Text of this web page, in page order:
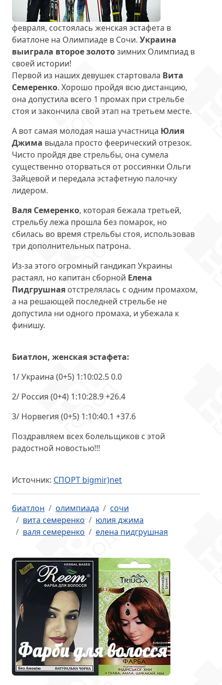
февраля, состоялась женская эстафета в
биатлоне на Олимпиаде в Сочи. Украина
выиграла второе золотозимних Олимпиад в
своей истории!
Первой из наших девушек стартовала Вита
Семеренко. Хорошо пройдя всю дистанцию,
она допустила всего 1 промах при стрельбе
стоя и закончила свой этап на третьем месте.
А вот самая молодая наша участница Юлия
Джима выдала просто феерический отрезок.
Чисто пройдя две стрельбы, она сумела
существенно оторваться от россиянки Ольги
Зайцевой и передала эстафетную палочку
лидером.
Валя Семеренко, которая бежала третьей,
стрельбу лежа прошла без помарок, но
сбилась во время стрельбы стоя, использовав
три дополнительных патрона.
Из-за этого огромный гандикап Украины
растаял, но капитан сборной Елена
Пидгрушная отстрелялась с одним промахом,
а на решающей последней стрельбе не
допустила ни одного промаха, и убежала к
финишу.
Биатлон, женская эстафета:
1/ Украина (0+5) 1:10:02.5 0.0
2/ Россия (0+4) 1:10:28.9 +26.4
3/ Норвегия (0+5) 1:10:40.1 +37.6
Поздравляем всех болельщиков с этой
радостной новостью!!!
Источник: СПОРТ bigmir)net
биатлон олимпиада
сочи
вита семеренко
юлия джима
валя семеренко
елена пидгрушная